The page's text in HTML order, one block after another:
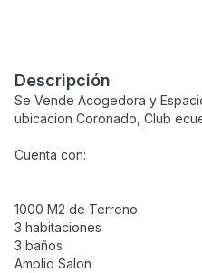
Descripción
Se Vende Acogedora y
ubicacion Coronado, Club
Cuenta con:
1000 M2 de Terreno
3 habitaciones
3 baños
Amplio Salon